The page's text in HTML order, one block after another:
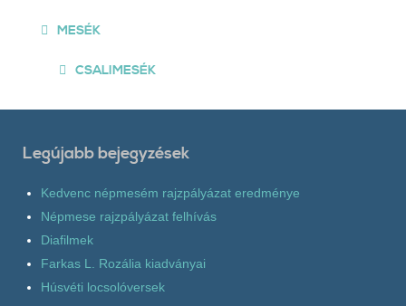
MESÉK
CSALIMESÉK
Legújabb bejegyzések
Kedvenc népmesém rajzpályázat eredménye
Népmese rajzpályázat felhívás
Diafilmek
Farkas L. Rozália kiadványai
Húsvéti locsolóversek